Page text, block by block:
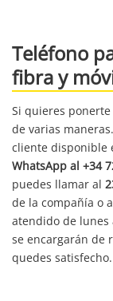
Teléfono
fibra y
Si quieres
de varias
cliente disponible
WhatsApp al +34
puedes llamar al
de la compañía o
atendido de lunes
se encargarán de
quedes satisfecho.